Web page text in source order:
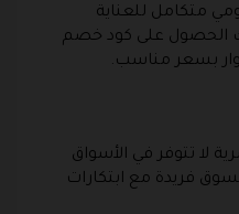
متكامل للعناية
الحصول على كود خصم
بسعر مناسب.
لا تتوفر في الأسواق
فريدة مع ابتكارات